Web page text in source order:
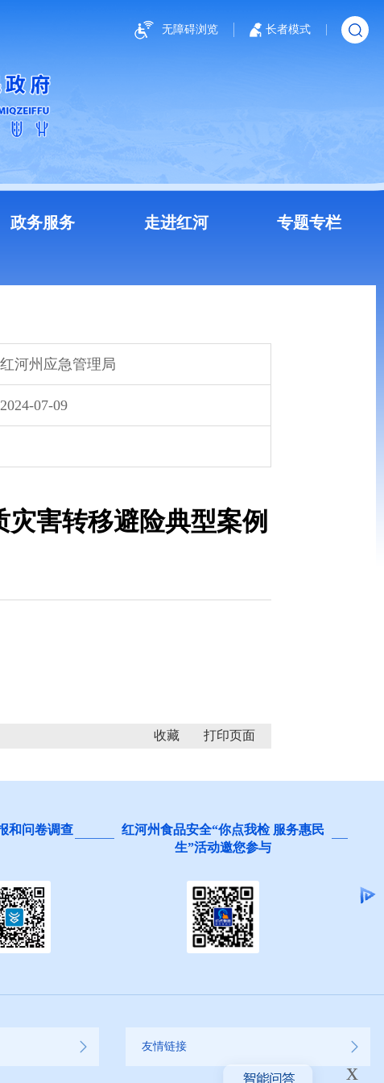
无障碍浏览 长者模式
政务服务 走进红河 专题专栏
红河州应急管理局
2024-07-09
害转移避险典型案例
收藏
和问卷调查
红河州食品安全“你点我检 服务惠民
生”活动邀您参与
友情链接
x